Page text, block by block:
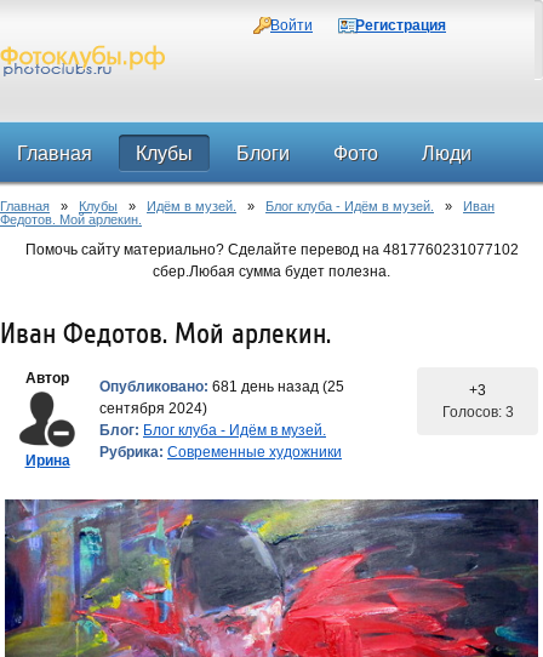
Войти Регистрация
Главная Клубы Блоги Фото Люди
Форум
Главная » Клубы » Идём в музей. » Блог клуба - Идём в музей. » Иван
Федотов. Мой арлекин.
Помочь сайту материально? Сделайте перевод на 4817760231077102
сбер.Любая сумма будет полезна.
Иван Федотов. Мой арлекин.
Автор
Ирина
Опубликовано: 681 день назад (25
сентября 2024)
Блог: Блог клуба - Идём в музей.
Рубрика: Современные художники
+3
Голосов: 3